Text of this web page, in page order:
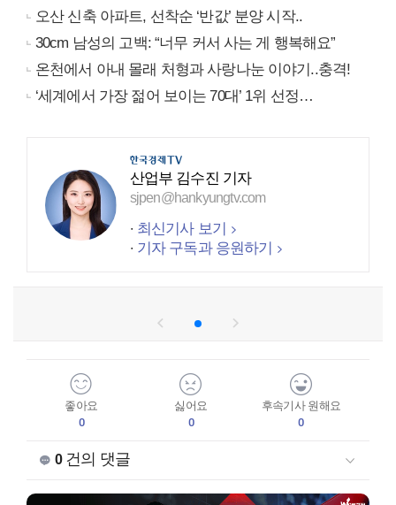
오산 신축 아파트, 선착순 ‘반값’ 분양 시작..
30cm 남성의 고백: “너무 커서 사는 게 행복해요”
온천에서 아내 몰래 처형과 사랑나눈 이야기..충격!
‘세계에서 가장 젊어 보이는 70대’ 1위 선정…
산업부 김수진 기자
sjpen@hankyungtv.com
최신기사 보기
기자 구독과 응원하기
좋아요
0
싫어요
0
후속기사 원해요
0
0건의 댓글